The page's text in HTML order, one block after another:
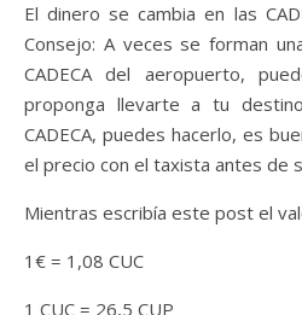
El dinero se cambia en las
Consejo: A veces se forman
CADECA del aeropuerto,
proponga llevarte a tu
CADECA, puedes hacerlo, es
el precio con el taxista antes de
Mientras escribía este post el
1€ = 1,08 CUC
1 CUC = 26,5 CUP